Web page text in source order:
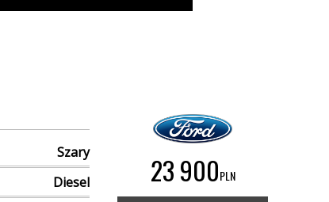
Szary
Diesel
23 900PLN